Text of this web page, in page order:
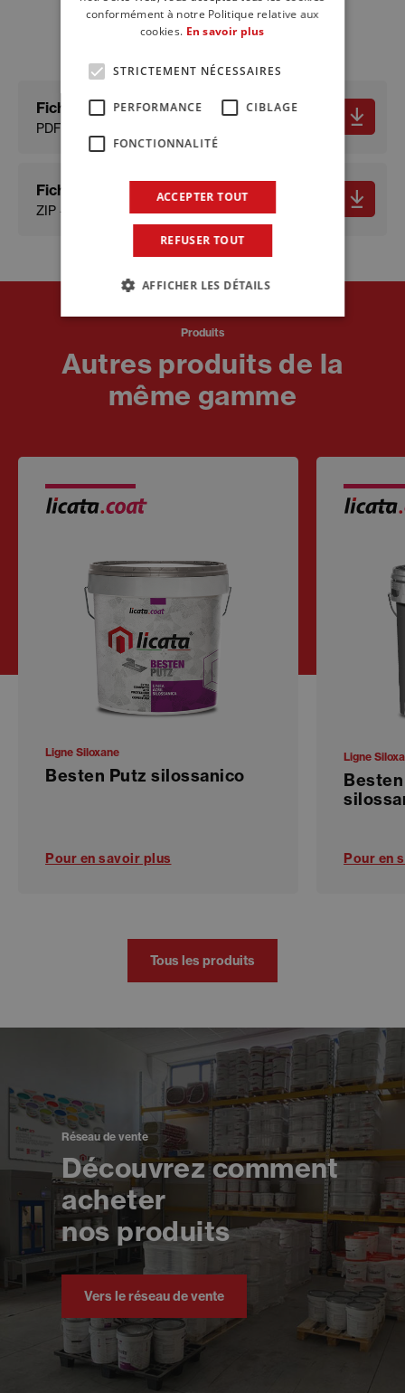
documents
Fiche technique
PDF - 607.48 KB
Fiche de données de sécurité
ZIP - 269.32 KB
Produits
Autres produits de la
même gamme
Ligne Siloxane
Besten Putz silossanico
Pour en savoir plus
Ligne
Pour en
Tous les produits
Réseau de vente
Découvrez comment
acheter
nos produits
Vers le réseau de vente
conformément à notre Politique relative aux
cookies. En savoir plus
STRICTEMENT NÉCESSAIRES
PERFORMANCE CIBLAGE
FONCTIONNALITÉ
ACCEPTER TOUT
REFUSER TOUT
AFFICHER LES DÉTAILS